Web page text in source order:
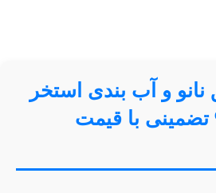
نانو و آب بندی استخر
100% تضمینی با قیمت